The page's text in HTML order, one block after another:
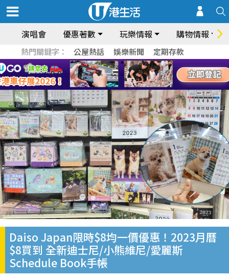
演唱會 優惠著數 玩樂情報 購物情報
熱門關鍵字： 公屋熱話 娛樂新聞 定期存款
Daiso Japan限時$8均一價優惠！2023月曆
$8買到 全新迪士尼/小熊維尼/愛麗斯
Schedule Book手帳